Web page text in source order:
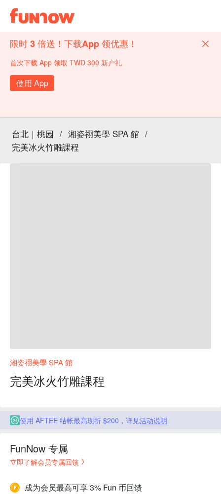
限时 3 倍送！下载App 领优惠！
首次下载 App 领取 TWD 300 新户礼
使用 App
台北｜桃园 / 湘姿祤美學 SPA 館 /
完美冰火竹雕課程
湘姿祤美學 SPA 館
完美冰火竹雕課程
使用 AFTEE 结帐最高现折 $200，详见活动说明
FunNow 专属
立即了解会员专属回馈
成为会员最高可享 3% Fun 币回馈